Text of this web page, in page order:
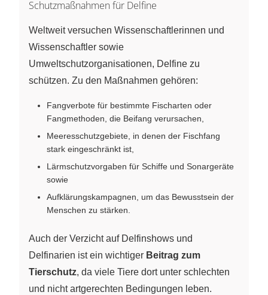
Schutzmaßnahmen für Delfine
Weltweit versuchen Wissenschaftlerinnen und
Wissenschaftler sowie
Umweltschutzorganisationen, Delfine zu
schützen. Zu den Maßnahmen gehören:
Fangverbote für bestimmte Fischarten oder
Fangmethoden, die Beifang verursachen,
Meeresschutzgebiete, in denen der Fischfang
stark eingeschränkt ist,
Lärmschutzvorgaben für Schiffe und Sonargeräte
sowie
Aufklärungskampagnen, um das Bewusstsein der
Menschen zu stärken.
Auch der Verzicht auf Delfinshows und
Delfinarien ist ein wichtiger Beitrag zum
Tierschutz, da viele Tiere dort unter schlechten
und nicht artgerechten Bedingungen leben.